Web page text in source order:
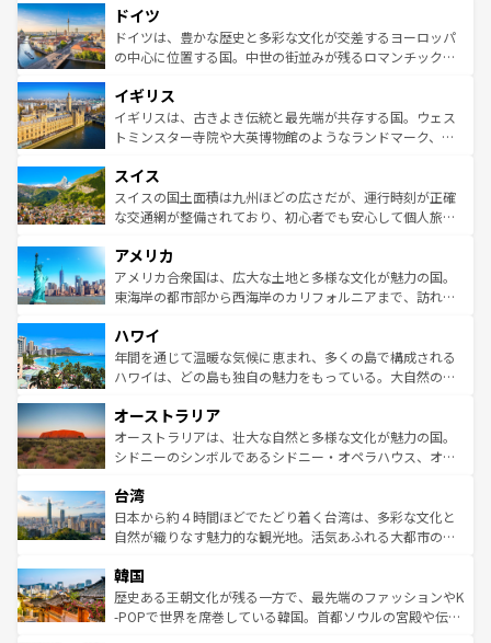
せる。地方によって風土や気候が異なるスペインはその個
性で訪れる人を魅了する。 なお、新着のスペイン情報は コ
ンテンツ一覧を参照してほしい。
で、幅広い魅力が詰まっている。華麗な宮殿、歴史的な大
聖堂、美しいビーチ、そして豊かな自然が、訪れる者を心
から魅了する。また、フランスは美食の国としても知ら
いる。シャンパンの発祥地であるランス、プロヴァンスの
香り高いラベンダー畑など、多彩な楽しみ方が可能だ。さ
らに、パリ以外の地域にも魅力が溢れており、どの街角に
れる地方に足を運ぶとそれぞれで全く異なる文化を体験で
きるだろう。 なお、新着のフランス情報はコンテンツ一覧
を参照してほしい。
ドイツ
ドイツは、豊かな歴史と多彩な文化が交差するヨーロッパ
の中心に位置する国。中世の街並みが残るロマンチック街
顔を持つこの国は、どこを歩いても飽きることがない。ベ
ルリンの文化的活気、バイエルン州のアルプスの絶景、そ
してライン川沿いのワイン畑といった風景は必見。ビール
は、お酒好きな人にはぜひ体験してほしい。 なお、新着の
ドイツ情報はコンテンツ一覧を参照してほしい。
イギリス
イギリスは、古きよき伝統と最先端が共存する国。ウェス
トミンスター寺院や大英博物館のようなランドマーク、歴
リアごとに異なる魅力がある。また、優雅なアフタヌーン
ティー、ビール好きにはたまらない英国パブ、サッカー観
戦など、本場だからこそできる体験も豊富。イギリスを旅
ンツ一覧を参照してほしい。
スイス
スイスの国土面積は九州ほどの広さだが、運行時刻が正確
な交通網が整備されており、初心者でも安心して個人旅行
の建物がそのまま残る町や、スイスならではのユニークな
博物館もあり、アルプス観光だけでなく町歩きも満喫する
ことができる。国民の所得が高いため物価も高いが、旅行
ば市内交通費無料で観光を楽しむこともできる。 なお、新
着のスイス情報はコンテンツ一覧 を参照してほしい。
アメリカ
アメリカ合衆国は、広大な土地と多様な文化が魅力の国。
東海岸の都市部から西海岸のカリフォルニアまで、訪れる
のような巨大都市は、観光、ショッピング、エンターテイ
ンメントが詰まった刺激的なスポットだ。一方、アメリカ
西部には大自然が広がり、グランドキャニオンやイエロー
部のニューオーリンズでは、音楽と美食が融合した独特の
文化が魅力。旅行者はアメリカの各地域で異なる魅力を楽
しみながら、その多様性と豊かな歴史を感じることができ
ならではの贅沢な旅のスタイルだ。 なお、新着のアメリカ
情報はコンテンツ一覧を参照してほしい。
ハワイ
年間を通じて温暖な気候に恵まれ、多くの島で構成される
ハワイは、どの島も独自の魅力をもっている。大自然の神
ワイ島は見逃せない。また、定番の観光地といえばオアフ
島だが、静かな自然を求めるならマウイ島やカウアイ島が
おすすめ。エメラルドグリーンに輝く海をはじめ、豊かな
れるおもてなしの心で訪れる人々を迎えてくれるハワイの
人々、おいしいローカルフードやハワイアンミュージッ
ク、伝統的なフラダンスなど、すべてがハワイの魅力を彩
ワイを、存分に味わってほしい。 なお、新着のハワイ情報
はコンテンツ一覧を参照してほしい。
オーストラリア
オーストラリアは、壮大な自然と多様な文化が魅力の国。
シドニーのシンボルであるシドニー・オペラハウス、オー
リアリーフや大陸中央部にそびえるウルル（エアーズロッ
ク）、タスマニアの美しい原生林やケアンズの熱帯雨林な
ど、見どころがたくさん。また、カフェやワイン、オージ
いる。アクティビティも充実しており、サーフィンやダイ
ビング、ハイキングなど、アウトドア好きにはたまらな
い。オーストラリアの多彩な魅力を存分に味わいつくそ
台湾
日本から約４時間ほどでたどり着く台湾は、多彩な文化と
自然が織りなす魅力的な観光地。活気あふれる大都市の台
ン）、静ひつな山岳地帯である台湾東部など、都市の喧騒
と山間の静けさが共存しており、訪れる人に新しい発見と
驚きをもたらしてくれる。また、奥深い台湾の食文化も魅
韓国
歴史ある王朝文化が残る一方で、最先端のファッションやK
-POPで世界を席巻している韓国。首都ソウルの宮殿や伝統